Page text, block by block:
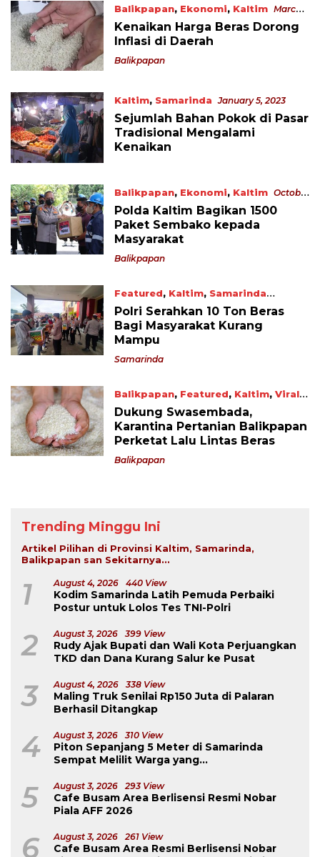
Balikpapan, Ekonomi, Kaltim March
2, 2023
Kenaikan Harga Beras Dorong
Inflasi di Daerah
Balikpapan
Kaltim, Samarinda January 5, 2023
Sejumlah Bahan Pokok di Pasar
Tradisional Mengalami
Kenaikan
Balikpapan, Ekonomi, Kaltim October
11, 2022
Polda Kaltim Bagikan 1500
Paket Sembako kepada
Masyarakat
Balikpapan
Featured, Kaltim, Samarinda
September 9, 2022
Polri Serahkan 10 Ton Beras
Bagi Masyarakat Kurang
Mampu
Samarinda
Balikpapan, Featured, Kaltim, Viral
August 15, 2022
Dukung Swasembada,
Karantina Pertanian Balikpapan
Perketat Lalu Lintas Beras
Balikpapan
Trending Minggu Ini
Artikel Pilihan di Provinsi Kaltim, Samarinda,
Balikpapan san Sekitarnya...
1 August 4, 2026 440 View
Kodim Samarinda Latih Pemuda Perbaiki
Postur untuk Lolos Tes TNI-Polri
2 August 3, 2026 399 View
Rudy Ajak Bupati dan Wali Kota Perjuangkan
TKD dan Dana Kurang Salur ke Pusat
3 August 4, 2026 338 View
Maling Truk Senilai Rp150 Juta di Palaran
Berhasil Ditangkap
4 August 3, 2026 310 View
Piton Sepanjang 5 Meter di Samarinda
Sempat Melilit Warga yang
5 August 3, 2026 293 View
Cafe Busam Area Berlisensi Resmi Nobar
Piala AFF 2026
6 August 3, 2026 261 View
Cafe Busam Area Resmi Berlisensi Nobar